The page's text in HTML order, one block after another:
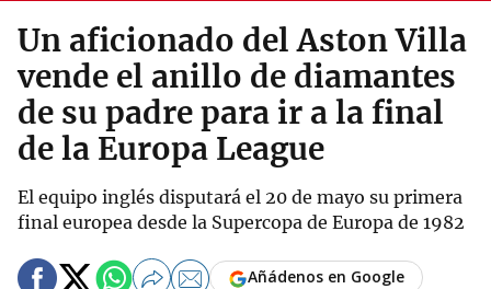
Un aficionado del Aston Villa
vende el anillo de diamantes
de su padre para ir a la final
de la Europa League
El equipo inglés disputará el 20 de mayo su primera
final europea desde la Supercopa de Europa de 1982
Añádenos en Google